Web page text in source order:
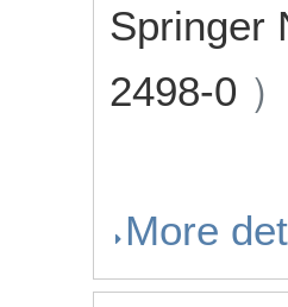
2498-0
More